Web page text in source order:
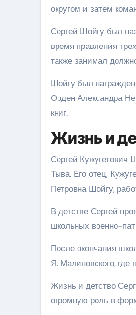
округом и затем
Сергей Шойгу был
время правления
также занимал
Шойгу был
Орден Александра
книг.
Жизнь и
Сергей Кужугетович
Тыва. Его отец,
Петровна Шойгу,
В детстве Сергей
школьных военно-
После окончания
Я. Малиновского, где
Жизнь и детство
огромную роль в